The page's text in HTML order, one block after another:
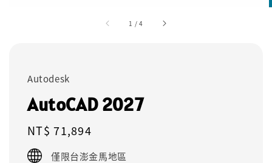
1 /4
Autodesk
AutoCAD 2027
Regular
price
NT$ 71,894
僅限台澎金馬地區